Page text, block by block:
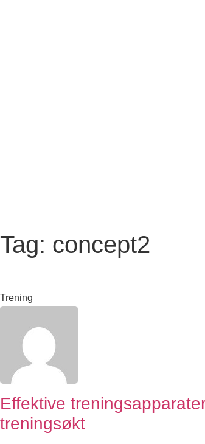
Tag: concept2
Trening
Effektive
treningsøkt